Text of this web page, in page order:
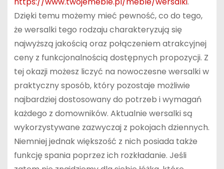
Dzięki temu możemy mieć pewność, co do tego,
że wersalki tego rodzaju charakteryzują się
najwyższą jakością oraz połączeniem atrakcyjnej
ceny z funkcjonalnością dostępnych propozycji. Z
tej okazji możesz liczyć na nowoczesne wersalki w
praktyczny sposób, który pozostaje możliwie
najbardziej dostosowany do potrzeb i wymagań
każdego z domowników. Aktualnie wersalki są
wykorzystywane zazwyczaj z pokojach dziennych.
Niemniej jednak większość z nich posiada także
funkcję spania poprzez ich rozkładanie. Jeśli